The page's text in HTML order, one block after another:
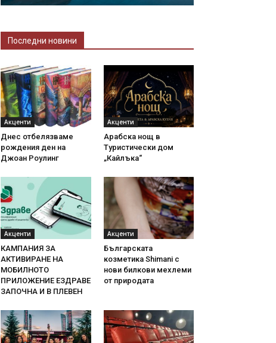
Последни новини
Акценти
Днес отбелязваме
рождения ден на
Джоан Роулинг
Акценти
Арабска нощ в
Туристически дом
„Кайлъка“
Акценти
КАМПАНИЯ ЗА
АКТИВИРАНЕ НА
МОБИЛНОТО
ПРИЛОЖЕНИЕ ЕЗДРАВЕ
ЗАПОЧНА И В ПЛЕВЕН
Акценти
Българската
козметика Shimani с
нови билкови мехлеми
от природата